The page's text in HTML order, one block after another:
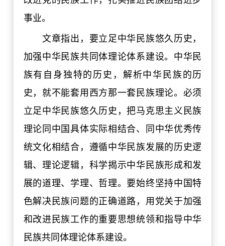
事业。
文章指出，要立足中华民族悠久历史，
加强中华民族共同体理论体系建设。中华民
族有自身独特的历史，解析中华民族的历
史，就不能套用西方那一套民族理论。必须
立足中华民族悠久历史，把马克思主义民族
理论同中国具体实际相结合、同中华优秀传
统文化相结合，遵循中华民族发展的历史逻
辑、理论逻辑，科学揭示中华民族形成和发
展的道理、学理、哲理。要始终坚持中国特
色解决民族问题的正确道路，用党关于加强
和改进民族工作的重要思想统领和指导中华
民族共同体理论体系建设。